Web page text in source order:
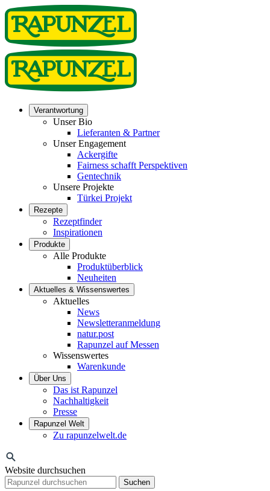
Verantwortung
Unser Bio
Lieferanten & Partner
Unser Engagement
Ackergifte
Fairness schafft Perspektiven
Gentechnik
Unsere Projekte
Türkei Projekt
Rezepte
Rezeptfinder
Inspirationen
Produkte
Alle Produkte
Produktüberblick
Neuheiten
Aktuelles & Wissenswertes
Aktuelles
News
Newsletteranmeldung
natur.post
Rapunzel auf Messen
Wissenswertes
Warenkunde
Über Uns
Das ist Rapunzel
Nachhaltigkeit
Presse
Rapunzel Welt
Zu rapunzelwelt.de
Website durchsuchen
Suchen